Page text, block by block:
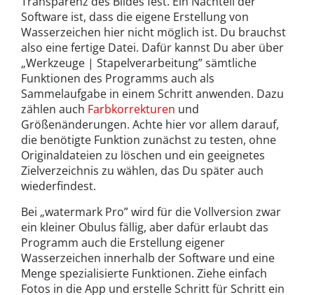
Software ist, dass die eigene Erstellung von
Wasserzeichen hier nicht möglich ist. Du brauchst
also eine fertige Datei. Dafür kannst Du aber über
„Werkzeuge | Stapelverarbeitung” sämtliche
Funktionen des Programms auch als
Sammelaufgabe in einem Schritt anwenden. Dazu
zählen auch Farbkorrekturen und
Größenänderungen. Achte hier vor allem darauf,
die benötigte Funktion zunächst zu testen, ohne
Originaldateien zu löschen und ein geeignetes
Zielverzeichnis zu wählen, das Du später auch
wiederfindest.
Bei „watermark Pro” wird für die Vollversion zwar
ein kleiner Obulus fällig, aber dafür erlaubt das
Programm auch die Erstellung eigener
Wasserzeichen innerhalb der Software und eine
Menge spezialisierte Funktionen. Ziehe einfach
Fotos in die App und erstelle Schritt für Schritt ein